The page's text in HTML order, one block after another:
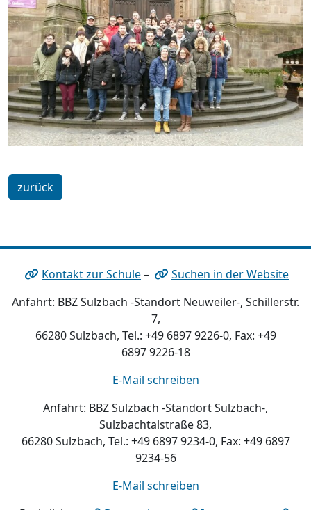
zurück
Kontakt zur Schule–
Suchen in der Website
Anfahrt: BBZ Sulzbach -Standort Neuweiler-, Schillerstr.
7,
66280 Sulzbach, Tel.: +49 6897 9226-0, Fax: +49
6897 9226-18
E-Mail schreiben
Anfahrt: BBZ Sulzbach -Standort Sulzbach-,
Sulzbachtalstraße 83,
66280 Sulzbach, Tel.: +49 6897 9234-0, Fax: +49 6897
9234-56
E-Mail schreiben